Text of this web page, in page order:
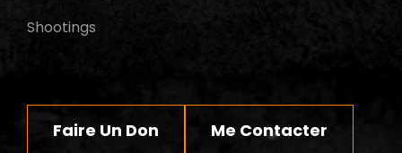
Shootings
Faire Un Don Me Contacter